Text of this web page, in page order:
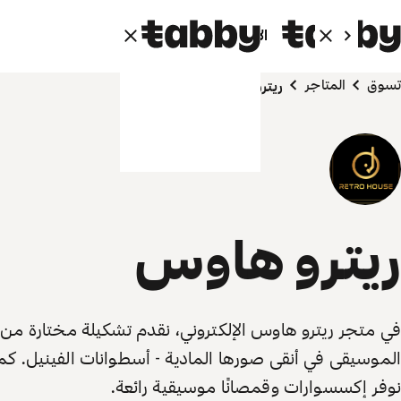
الأفراد الشركاء
تسوق المتاجر ريترو هاوس
ريترو هاوس
في متجر ريترو هاوس الإلكتروني، نقدم تشكيلة مختارة من
الموسيقى في أنقى صورها المادية - أسطوانات الفينيل.
نوفر إكسسوارات وقمصانًا موسيقية رائعة.